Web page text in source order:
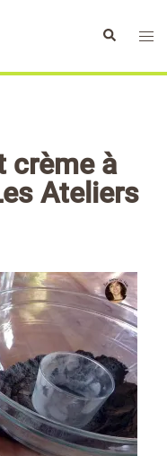
Rechercher
crème à
Ateliers